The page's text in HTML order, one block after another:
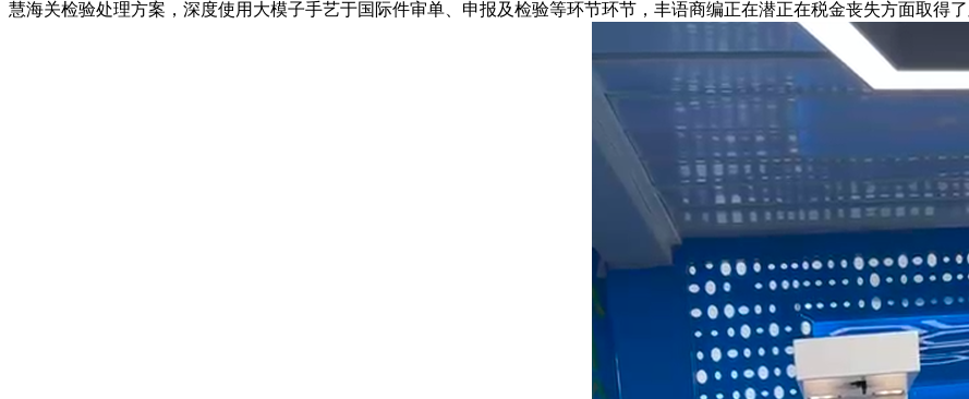
慧海关检验处理方案，深度使用大模子手艺于国际件审单、申报及检验等环节环节，丰语商编正在潜正在税金丧失方面取得了